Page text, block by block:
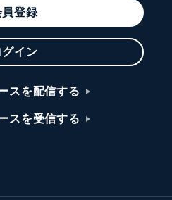
員登録
グイン
スを配信する
スを受信する